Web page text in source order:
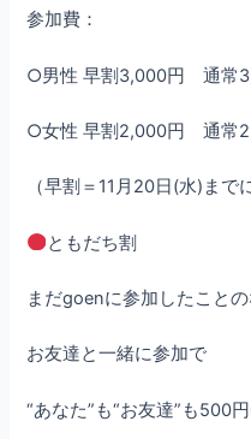
参加費：
○男性 早割3,000円 通常
○女性 早割2,000円 通常
（早割＝11月20日(水)まで
ともだち割
まだgoenに参加したこと
お友達と一緒に参加で
“あなた”も“お友達”も500